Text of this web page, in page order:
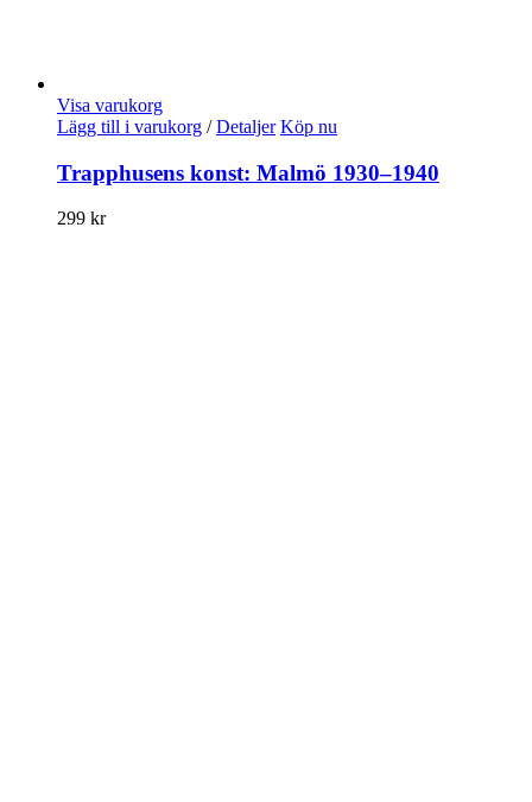
Visa varukorg
Lägg till i varukorg / Detaljer Köp nu
Trapphusens konst: Malmö 1930–1940
299 kr